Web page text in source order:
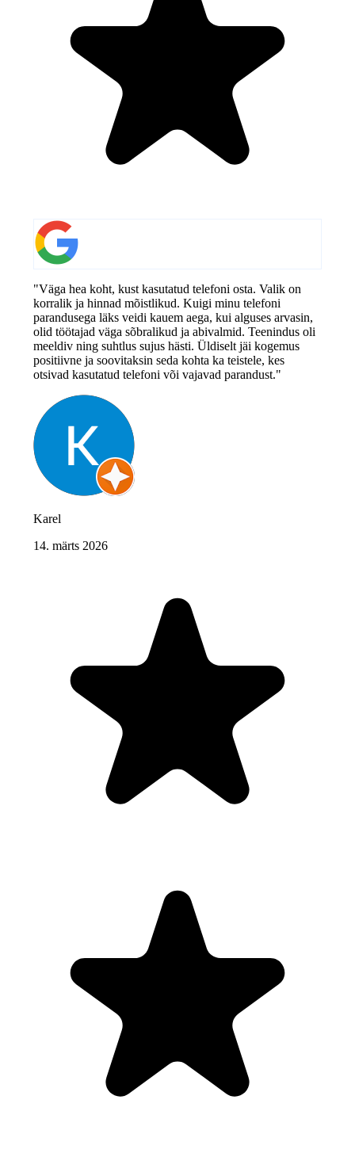
"Väga hea koht, kust kasutatud telefoni osta. Valik on
korralik ja hinnad mõistlikud. Kuigi minu telefoni
parandusega läks veidi kauem aega, kui alguses arvasin,
olid töötajad väga sõbralikud ja abivalmid. Teenindus oli
meeldiv ning suhtlus sujus hästi. Üldiselt jäi kogemus
positiivne ja soovitaksin seda kohta ka teistele, kes
otsivad kasutatud telefoni või vajavad parandust."
Karel
14. märts 2026